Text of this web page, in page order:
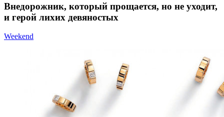
Внедорожник, который прощается, но не уходит,
и герой лихих девяностых
Weekend